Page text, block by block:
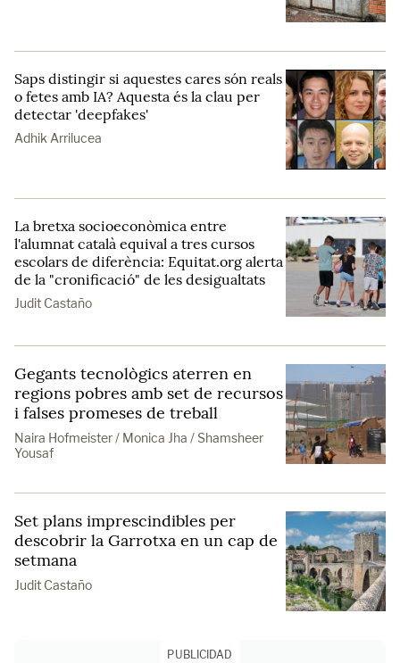
Saps distingir si aquestes cares són reals
o fetes amb IA? Aquesta és la clau per
detectar 'deepfakes'
Adhik Arrilucea
La bretxa socioeconòmica entre
l'alumnat català equival a tres cursos
escolars de diferència: Equitat.org alerta
de la "cronificació" de les desigualtats
Judit Castaño
Gegants tecnològics aterren en
regions pobres amb set de recursos
i falses promeses de treball
Naira Hofmeister / Monica Jha / Shamsheer
Yousaf
Set plans imprescindibles per
descobrir la Garrotxa en un cap de
setmana
Judit Castaño
PUBLICIDAD